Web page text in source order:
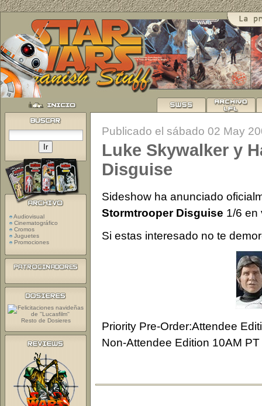
Publicado el sábado 02 May
Luke Skywalker y
Disguise
Sideshow ha anunciado
Stormtrooper Disguise 1/6 en
Si estas interesado no te
Priority Pre-Order:Attendee
Non-Attendee Edition 10AM
Audiovisual
Cinematográfico
Cromos
Juguetes
Promociones
Resto de Dosieres